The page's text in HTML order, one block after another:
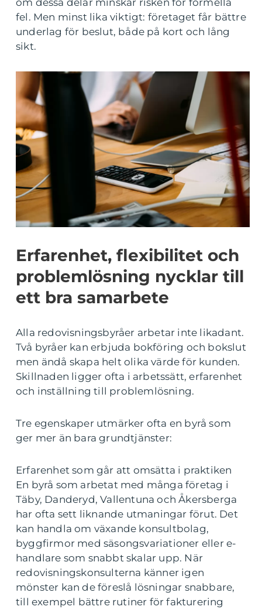
om dessa delar minskar risken för formella
fel. Men minst lika viktigt: företaget får bättre
underlag för beslut, både på kort och lång
sikt.
Erfarenhet, flexibilitet och
problemlösning nycklar till
ett bra samarbete
Alla redovisningsbyråer arbetar inte likadant.
Två byråer kan erbjuda bokföring och bokslut
men ändå skapa helt olika värde för kunden.
Skillnaden ligger ofta i arbetssätt, erfarenhet
och inställning till problemlösning.
Tre egenskaper utmärker ofta en byrå som
ger mer än bara grundtjänster:
Erfarenhet som går att omsätta i praktiken
En byrå som arbetat med många företag i
Täby, Danderyd, Vallentuna och Åkersberga
har ofta sett liknande utmaningar förut. Det
kan handla om växande konsultbolag,
byggfirmor med säsongsvariationer eller e-
handlare som snabbt skalar upp. När
redovisningskonsulterna känner igen
mönster kan de föreslå lösningar snabbare,
till exempel bättre rutiner för fakturering